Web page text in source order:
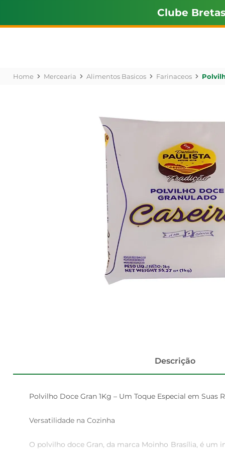
Clube Bretas
Mercearia Alimentos Basicos Farinaceos
Descrição
Polvilho Doce Gran 1Kg – Um Toque Especial em Suas
Versatilidade na Cozinha
O polvilho doce Gran, da marca Moinho Brasília, é um